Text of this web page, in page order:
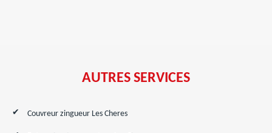
AUTRES SERVICES
Couvreur zingueur Les Cheres